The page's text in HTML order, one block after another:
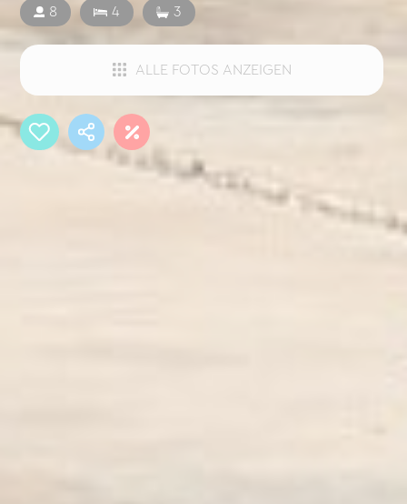
8
4 3
ALLE FOTOS ANZEIGEN